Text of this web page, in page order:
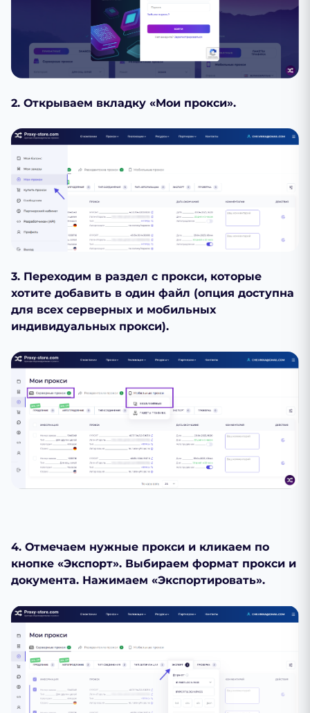
2. Открываем вкладку «Мои прокси».
3. Переходим в раздел с прокси, которые
хотите добавить в один файл (опция доступна
для всех серверных и мобильных
индивидуальных прокси).
4. Отмечаем нужные прокси и кликаем по
кнопке «Экспорт». Выбираем формат прокси и
документа. Нажимаем «Экспортировать».